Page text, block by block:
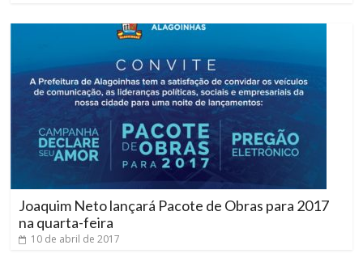
Joaquim Neto lançará Pacote de Obras para 2017
na quarta-feira
10 de abril de 2017